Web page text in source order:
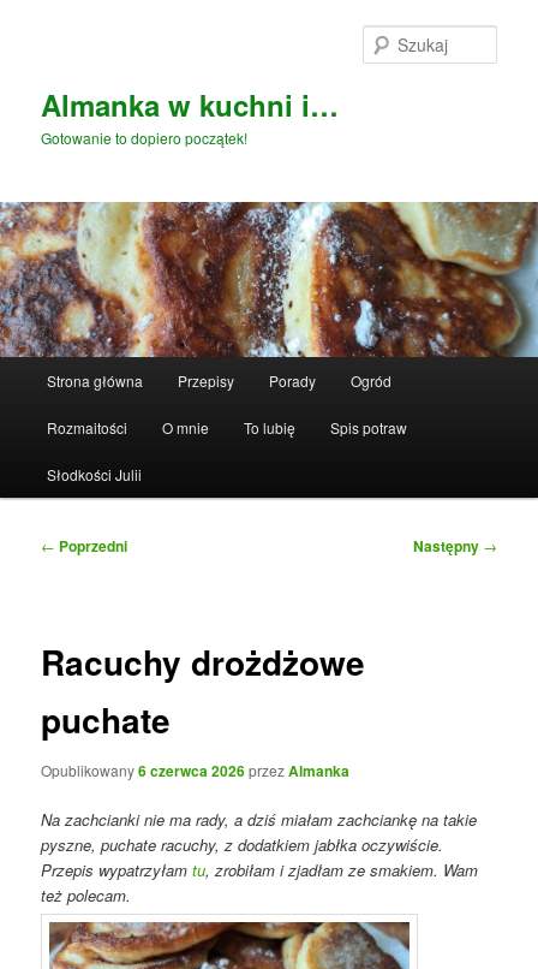
Almanka w kuchni i…
Gotowanie to dopiero początek!
Strona główna Przepisy Porady Ogród
Rozmaitości O mnie To lubię Spis potraw
Słodkości Julii
Nawigacja
← Poprzedni Następny →
Racuchy drożdżowe
puchate
Opublikowany6 czerwca 2026przezAlmanka
Na zachcianki nie ma rady, a dziś miałam zachciankę na takie
pyszne, puchate racuchy, z dodatkiem jabłka oczywiście.
Przepis wypatrzyłamtu, zrobiłam i zjadłam ze smakiem. Wam
też polecam.